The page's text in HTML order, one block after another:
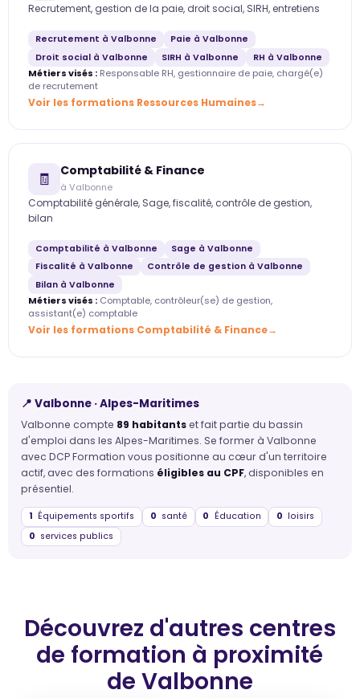
Recrutement, gestion de la paie, droit social, SIRH, entretiens
Recrutement à Valbonne
Paie à Valbonne
Droit social à Valbonne
SIRH à Valbonne RH à Valbonne
Métiers visés : Responsable RH, gestionnaire de paie, chargé(e)
de recrutement
Voir les formations Ressources Humaines
🧾 Comptabilité & Finance
à Valbonne
Comptabilité générale, Sage, fiscalité, contrôle de gestion,
bilan
Comptabilité à Valbonne
Sage à Valbonne
Fiscalité à Valbonne
Contrôle de gestion à Valbonne
Bilan à Valbonne
Métiers visés : Comptable, contrôleur(se) de gestion,
assistant(e) comptable
Voir les formations Comptabilité & Finance
📍 Valbonne · Alpes-Maritimes
Valbonne compte 89 habitantset fait partie du bassin
d'emploi dans les Alpes-Maritimes. Se former à Valbonne
avec DCP Formation vous positionne au cœur d'un territoire
actif, avec des formations éligibles au CPF, disponibles en
présentiel.
1 Équipements sportifs 0 santé 0 Éducation 0 loisirs
0 services publics
Découvrez d'autres centres
de formation à proximité
de Valbonne